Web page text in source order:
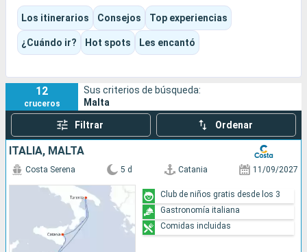
descubrir la faceta más rural y mineral del archipiélago.
El destino combina patrimonio, vistas al mar, baños, cocina
mediterránea e historia de los caballeros, con una
concentración excepcional en una isla tan compacta.
Los itinerarios Consejos Top experiencias
¿Cuándo ir? Hot spots Les encantó
12
cruceros
Sus criterios de búsqueda:
Malta
Filtrar Ordenar
ITALIA, MALTA
Costa Serena 5 d Catania 11/09/2027
Club de niños gratis desde los 3
Gastronomía italiana
Comidas incluidas